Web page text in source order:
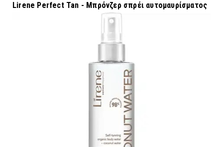
Lirene Perfect Tan - Μπρόνζερ σπρέι αυτομαυρίσματος